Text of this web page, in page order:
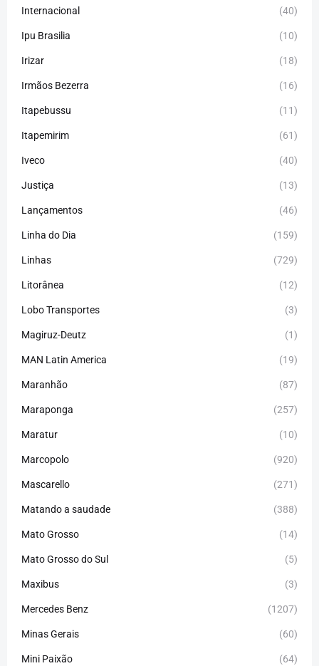
Internacional (40)
Ipu Brasilia (10)
Irizar (18)
Irmãos Bezerra (16)
Itapebussu (11)
Itapemirim (61)
Iveco (40)
Justiça (13)
Lançamentos (46)
Linha do Dia (159)
Linhas (729)
Litorânea (12)
Lobo Transportes (3)
Magiruz-Deutz (1)
MAN Latin America (19)
Maranhão (87)
Maraponga (257)
Maratur (10)
Marcopolo (920)
Mascarello (271)
Matando a saudade (388)
Mato Grosso (14)
Mato Grosso do Sul (5)
Maxibus (3)
Mercedes Benz (1207)
Minas Gerais (60)
Mini Paixão (64)